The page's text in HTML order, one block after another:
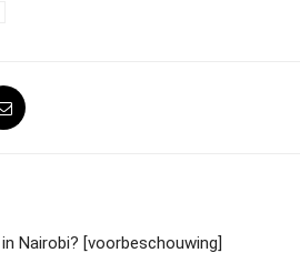
Nairobi? [voorbeschouwing]